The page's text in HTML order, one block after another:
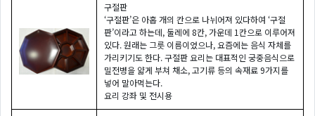
구절판
‘구절판’은 아홉 개의 칸으로 나뉘어져 있다하여 ‘구절
판’이라고 하는데, 둘레에 8칸, 가운데 1칸으로 이루어져
있다. 원래는 그릇 이름이었으나, 요즘에는 음식 자체를
가리키기도 한다. 구절판 요리는 대표적인 궁중음식으로
밀전병을 얇게 부쳐 채소, 고기류 등의 속재료 9가지를
넣어 말아먹는다.
요리 강좌 및 전시용